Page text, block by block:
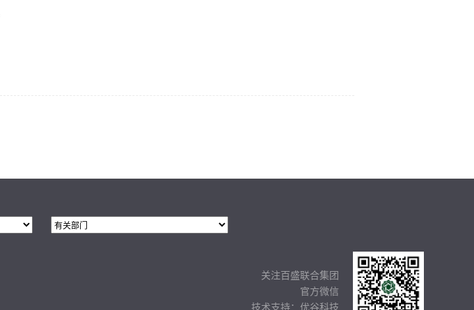
关注百盛联合集团
官方微信